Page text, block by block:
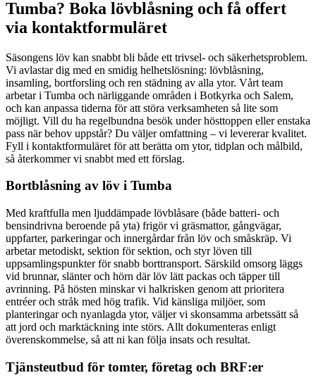
Tumba? Boka lövblåsning och få offert
via kontaktformuläret
Säsongens löv kan snabbt bli både ett trivsel- och säkerhetsproblem.
Vi avlastar dig med en smidig helhetslösning: lövblåsning,
insamling, bortforsling och ren städning av alla ytor. Vårt team
arbetar i Tumba och närliggande områden i Botkyrka och Salem,
och kan anpassa tiderna för att störa verksamheten så lite som
möjligt. Vill du ha regelbundna besök under hösttoppen eller enstaka
pass när behov uppstår? Du väljer omfattning – vi levererar kvalitet.
Fyll i kontaktformuläret för att berätta om ytor, tidplan och målbild,
så återkommer vi snabbt med ett förslag.
Bortblåsning av löv i Tumba
Med kraftfulla men ljuddämpade lövblåsare (både batteri- och
bensindrivna beroende på yta) frigör vi gräsmattor, gångvägar,
uppfarter, parkeringar och innergårdar från löv och småskräp. Vi
arbetar metodiskt, sektion för sektion, och styr löven till
uppsamlingspunkter för snabb borttransport. Särskild omsorg läggs
vid brunnar, slänter och hörn där löv lätt packas och täpper till
avrinning. På hösten minskar vi halkrisken genom att prioritera
entréer och stråk med hög trafik. Vid känsliga miljöer, som
planteringar och nyanlagda ytor, väljer vi skonsamma arbetssätt så
att jord och marktäckning inte störs. Allt dokumenteras enligt
överenskommelse, så att ni kan följa insats och resultat.
Tjänsteutbud för tomter, företag och BRF:er